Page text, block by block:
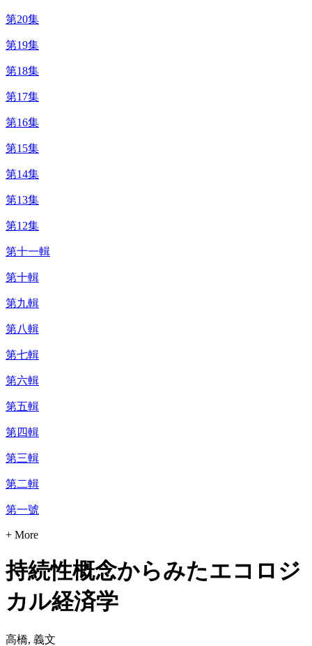
第20集
第19集
第18集
第17集
第16集
第15集
第14集
第13集
第12集
第十一輯
第十輯
第九輯
第八輯
第七輯
第六輯
第五輯
第四輯
第三輯
第二輯
第一號
+ More
持続性概念からみたエコロジ
カル経済学
高橋, 義文